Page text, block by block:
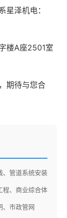
星泽机电：
楼A座2501室
期待与您合
管道系统安装
、商业综合体
市政管网